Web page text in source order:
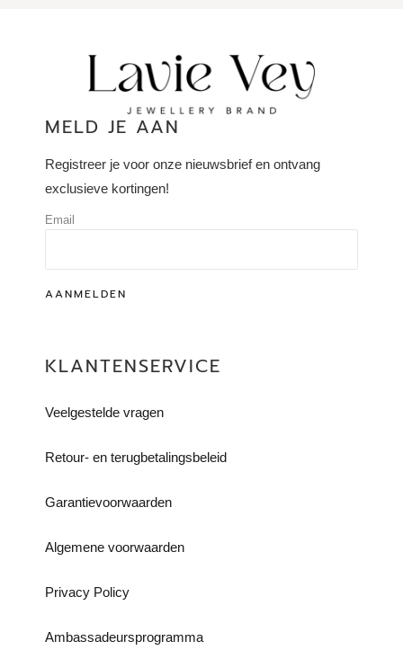
MELD JE AAN
Registreer je voor onze nieuwsbrief en ontvang
exclusieve kortingen!
Email
AANMELDEN
KLANTENSERVICE
Veelgestelde vragen
Retour- en terugbetalingsbeleid​
Garantievoorwaarden
Algemene voorwaarden
Privacy Policy
Ambassadeursprogramma